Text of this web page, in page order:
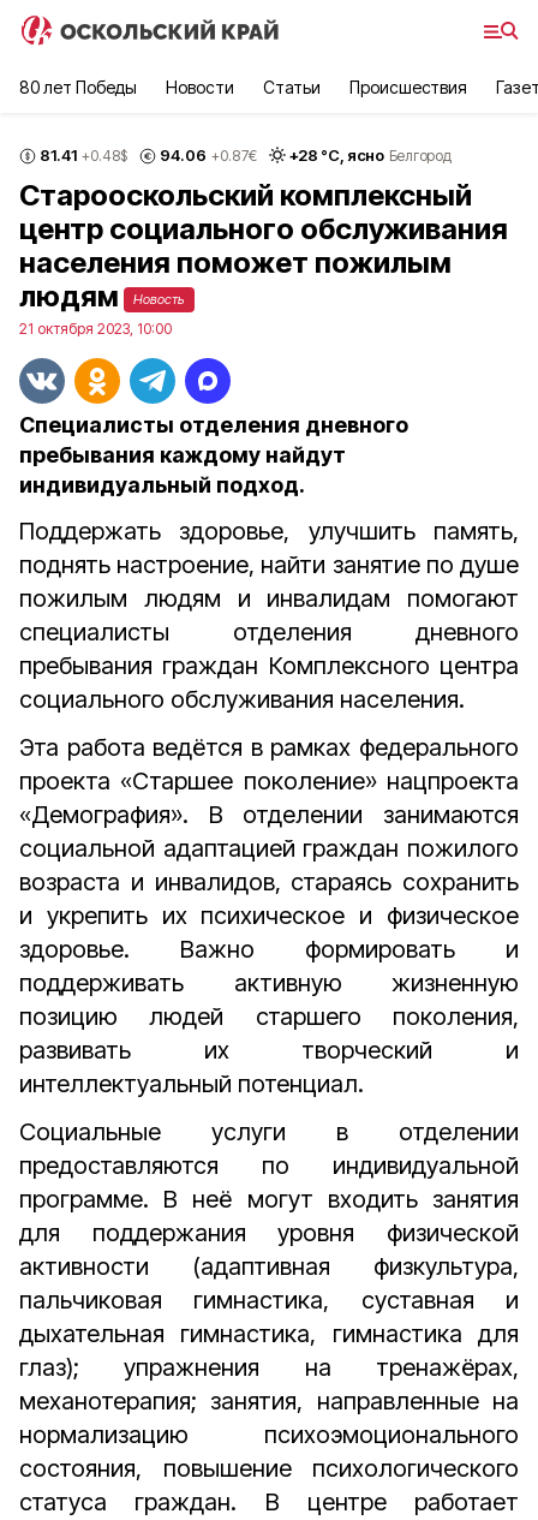
80 лет Победы Новости Статьи Происшествия
81.41 +0.48$ 94.06 +0.87€ +28 °С, ясно Белгород
Старооскольский комплексный
центр социального обслуживания
населения поможет пожилым
людям
Новость
21 октября 2023, 10:00
Специалисты отделения дневного
пребывания каждому найдут
индивидуальный подход.
Поддержать здоровье, улучшить память,
поднять настроение, найти занятие по душе
пожилым людям и инвалидам помогают
специалисты отделения дневного
пребывания граждан Комплексного центра
социального обслуживания населения.
Эта работа ведётся в рамках федерального
проекта «Старшее поколение» нацпроекта
«Демография». В отделении занимаются
социальной адаптацией граждан пожилого
возраста и инвалидов, стараясь сохранить
и укрепить их психическое и физическое
здоровье. Важно формировать и
поддерживать активную жизненную
позицию людей старшего поколения,
развивать их творческий и
интеллектуальный потенциал.
Социальные услуги в отделении
предоставляются по индивидуальной
программе. В неё могут входить занятия
для поддержания уровня физической
активности (адаптивная физкультура,
пальчиковая гимнастика, суставная и
дыхательная гимнастика, гимнастика для
глаз); упражнения на тренажёрах,
механотерапия; занятия, направленные на
нормализацию психоэмоционального
состояния, повышение психологического
статуса граждан. В центре работает